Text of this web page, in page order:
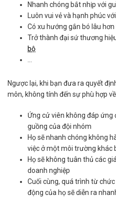
Nhanh chóng bắt nhịp với
Luôn vui vẻ và hạnh phúc
Có xu hướng gắn bó lâu
Trở thành đại sứ thương
bộ
…
Ngược lại, khi bạn đưa ra quyết
môn, không tính đến sự phù hợp
Ứng cử viên không đáp ứng
guồng của đội nhóm
Họ sẽ nhanh chóng không
việc ở một môi trường khác
Họ sẽ không tuân thủ các
doanh nghiệp
Cuối cùng, quá trình từ
động của họ sẽ diễn ra